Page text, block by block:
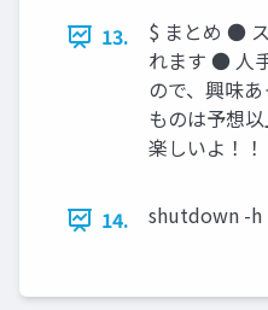
13.
$ まとめ ●
れます ● 人
ので、興味
ものは予想
楽しいよ！！
14. shutdown -h